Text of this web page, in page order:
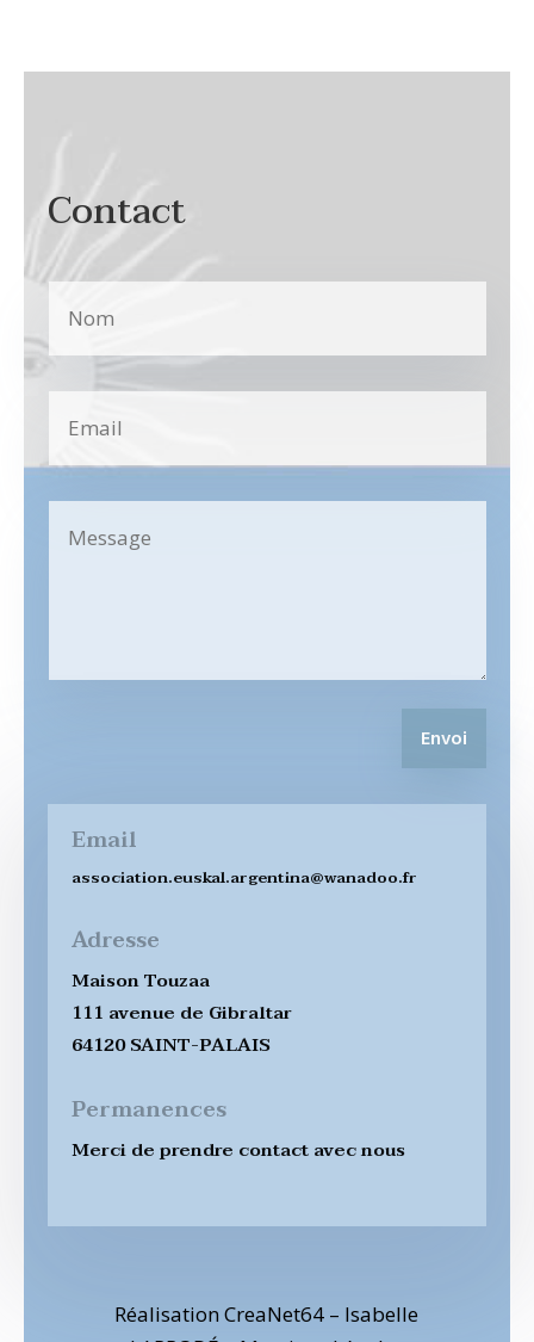
Contact
Envoi
Email
association.euskal.argentina@wanadoo.fr
Adresse
Maison Touzaa
111 avenue de Gibraltar
64120 SAINT-PALAIS
Permanences
Merci de prendre contact avec nous
Réalisation CreaNet64 – Isabelle